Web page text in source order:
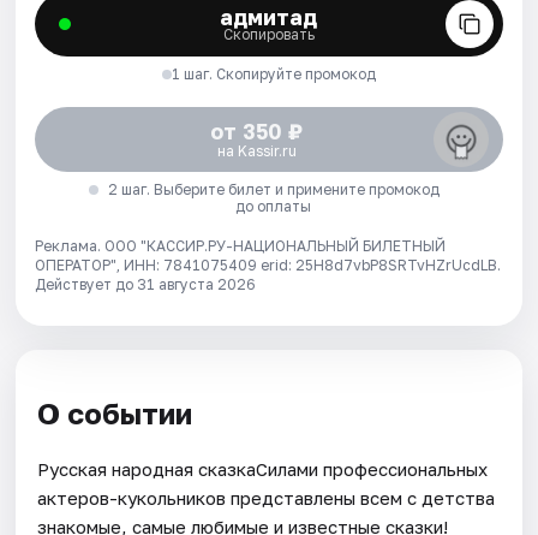
адмитад
Скопировать
1 шаг. Скопируйте промокод
от 350 ₽
на Kassir.ru
2 шаг. Выберите билет и примените промокод
до оплаты
Реклама. ООО "КАССИР.РУ-НАЦИОНАЛЬНЫЙ БИЛЕТНЫЙ
ОПЕРАТОР", ИНН: 7841075409 erid: 25H8d7vbP8SRTvHZrUcdLB.
Действует до 31 августа 2026
О событии
Русская народная сказкаСилами профессиональных
актеров-кукольников представлены всем с детства
знакомые, самые любимые и известные сказки!